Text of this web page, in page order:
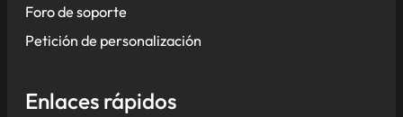
Foro de soporte
Petición de personalización
Enlaces rápidos